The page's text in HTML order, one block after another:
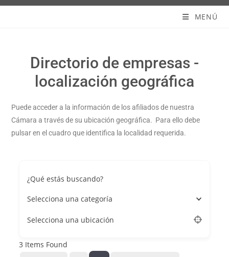
MENÚ
Directorio de empresas -
localización geográfica
Puede acceder a la información de los afiliados de nuestra
Cámara a través de su ubicación geográfica. Para ello debe
pulsar en el cuadro que identifica la localidad requerida.
¿Qué estás buscando?
Selecciona una categoría
Selecciona una ubicación
3 Items Found